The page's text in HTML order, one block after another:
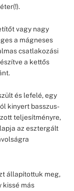
vagy nagy
a mágneses
csatlakozási
a kettős
és lefelé, egy
kinyert basszus-
teljesítményre,
az esztergált
állapítottuk meg,
kissé más